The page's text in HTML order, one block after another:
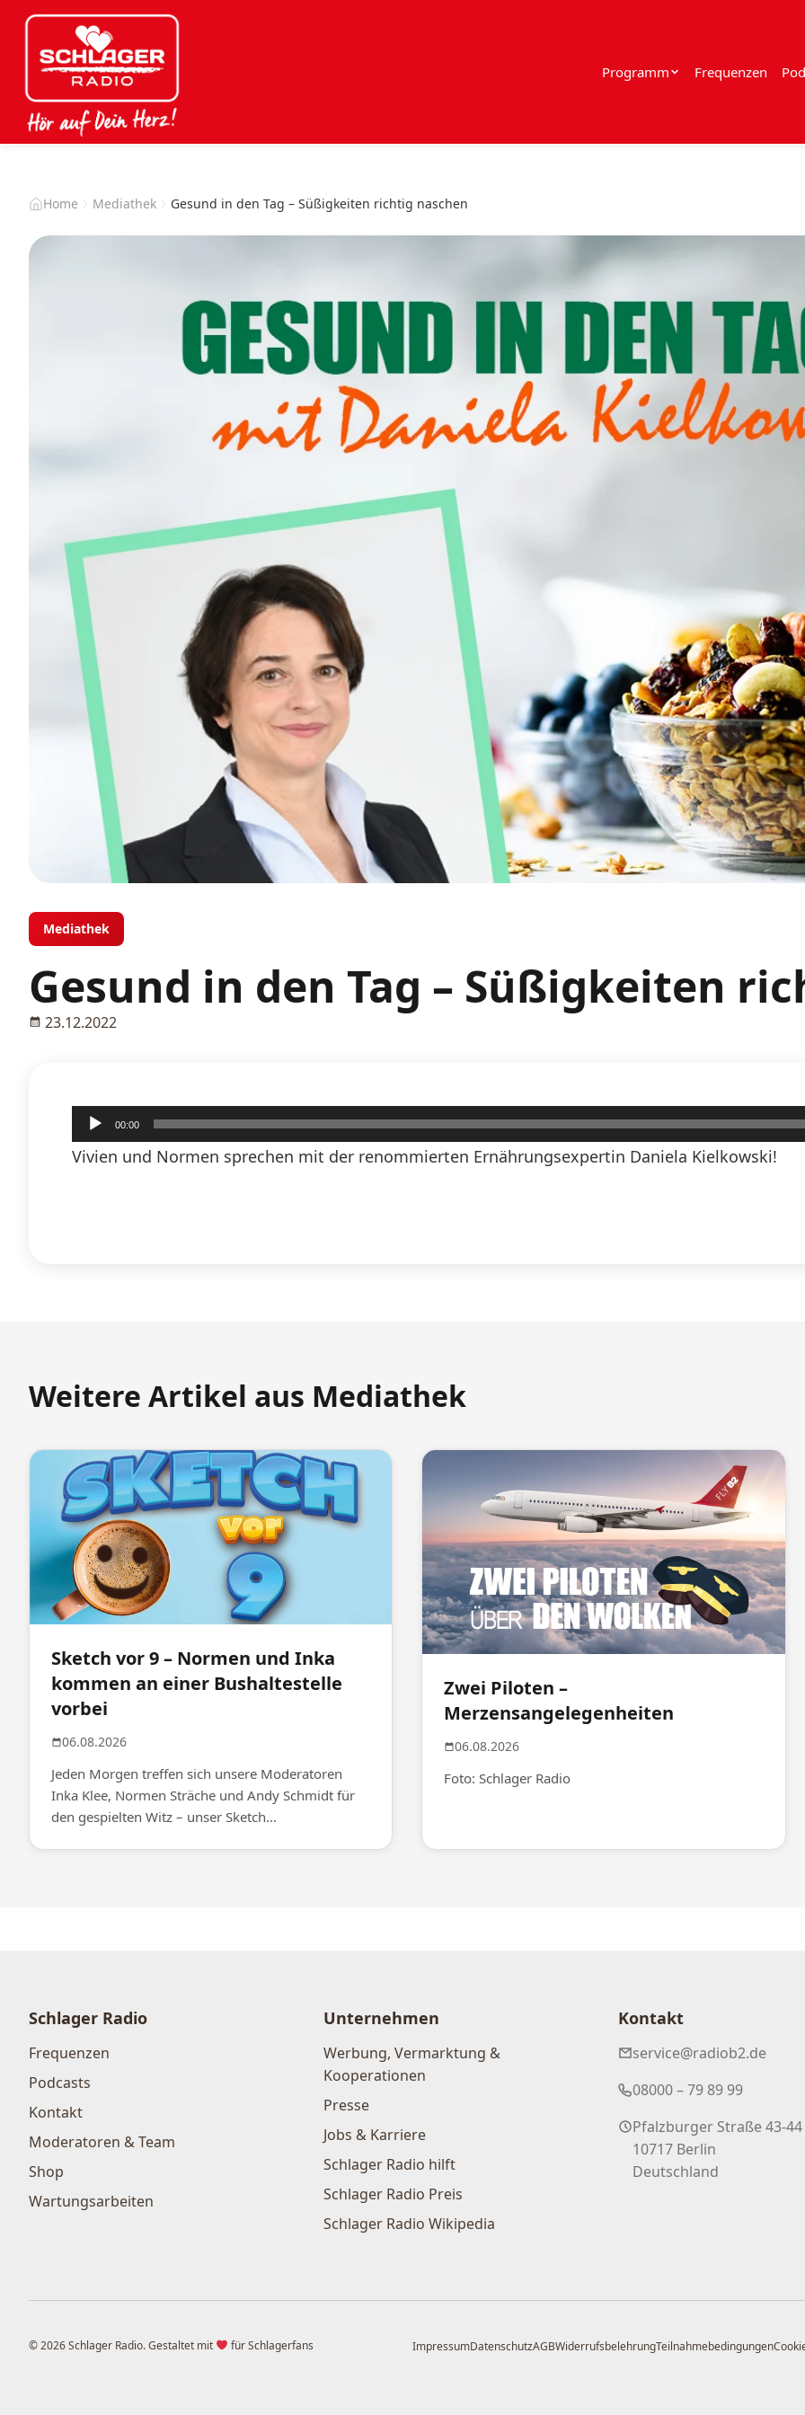
Programm Frequenzen
Home Mediathek Gesund in den Tag – Süßigkeiten richtig naschen
Mediathek
Gesund in den Tag – Süßigkeiten
23.12.2022
Audio-
Player
00:00
Vivien und Normen sprechen mit der renommierten Ernährungsexpertin Daniela Kielkowski!
Weitere Artikel aus Mediathek
Sketch vor 9 – Normen und Inka
kommen an einer Bushaltestelle
vorbei
06.08.2026
Jeden Morgen treffen sich unsere Moderatoren
Inka Klee, Normen Sträche und Andy Schmidt für
den gespielten Witz – unser Sketch...
Zwei Piloten –
Merzensangelegenheiten
06.08.2026
Foto: Schlager Radio
Schlager Radio
Frequenzen
Podcasts
Kontakt
Moderatoren & Team
Shop
Wartungsarbeiten
Unternehmen
Werbung, Vermarktung &
Kooperationen
Presse
Jobs & Karriere
Schlager Radio hilft
Schlager Radio Preis
Schlager Radio Wikipedia
Kontakt
service@radiob2.de
08000 – 79 89 99
Pfalzburger Straße 43-44
10717 Berlin
Deutschland
© 2026 Schlager Radio. Gestaltet mit für Schlagerfans ImpressumDatenschutzAGBWiderrufsbelehrungTeilnahmebedingungen